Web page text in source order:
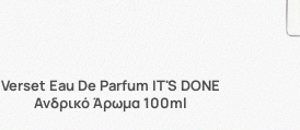
Verset Eau De Parfum IT'S DONE
Ανδρικό Άρωμα 100ml